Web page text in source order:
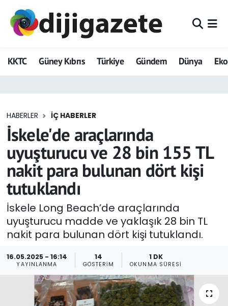
KKTC Güney Kıbrıs Türkiye Gündem Dünya
HABERLER İÇ HABERLER
İskele'de araçlarında
uyuşturucu ve 28 bin 155 TL
nakit para bulunan dört kişi
tutuklandı
İskele Long Beach’de araçlarında
uyuşturucu madde ve yaklaşık 28 bin TL
nakit para bulunan dört kişi tutuklandı.
16.05.2025 - 16:14
YAYINLANMA
14
GÖSTERIM
1 DK
OKUNMA SÜRESI
ADVERTORIAL
Dijigazete
Eğitim
Ekonomi
Foto Galeri
GEZİ
Güncel
KKTC
KKTC YEREL SEÇİM 2018
Hava Durumu
Trafik Durumu
Tüm Manşetler
Son Dakika Haberleri
Haber Arşivi